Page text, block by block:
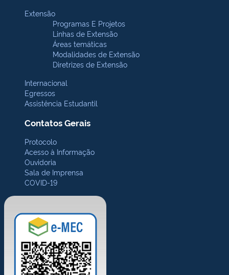
Extensão
Programas E Projetos
Linhas de Extensão
Áreas temáticas
Modalidades de Extensão
Diretrizes de Extensão
Internacional
Egressos
Assistência Estudantil
Contatos Gerais
Protocolo
Acesso à Informação
Ouvidoria
Sala de Imprensa
COVID-19